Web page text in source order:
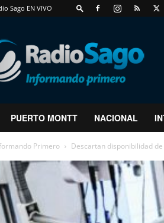
Sago EN VIVO
PUERTO MONTT NACIONAL
Primero Descartan disponibilidad